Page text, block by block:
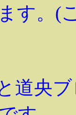
す。(
道央